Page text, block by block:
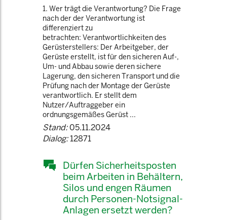
1. Wer trägt die Verantwortung? Die Frage
nach der der Verantwortung ist
differenziert zu
betrachten: Verantwortlichkeiten des
Gerüsterstellers: Der Arbeitgeber, der
Gerüste erstellt, ist für den sicheren Auf-,
Um- und Abbau sowie deren sichere
Lagerung, den sicheren Transport und die
Prüfung nach der Montage der Gerüste
verantwortlich. Er stellt dem
Nutzer/Auftraggeber ein
ordnungsgemäßes Gerüst ...
Stand:05.11.2024
Dialog:12871
Dürfen Sicherheitsposten
beim Arbeiten in Behältern,
Silos und engen Räumen
durch Personen-Notsignal-
Anlagen ersetzt werden?